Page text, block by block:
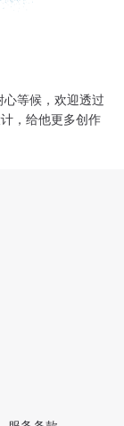
等候，欢迎透过
，给他更多创作